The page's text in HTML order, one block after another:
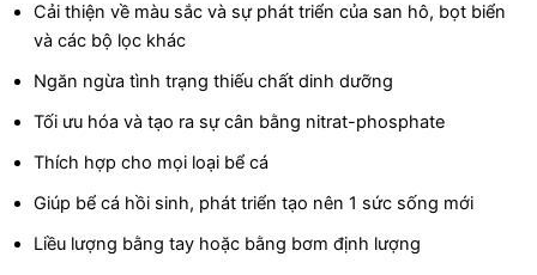
Cải thiện về màu sắc và sự phát triển của san hô, bọt biển
và các bộ lọc khác
Ngăn ngừa tình trạng thiếu chất dinh dưỡng
Tối ưu hóa và tạo ra sự cân bằng nitrat-phosphate
Thích hợp cho mọi loại bể cá
Giúp bể cá hồi sinh, phát triển tạo nên 1 sức sống mới
Liều lượng bằng tay hoặc bằng bơm định lượng